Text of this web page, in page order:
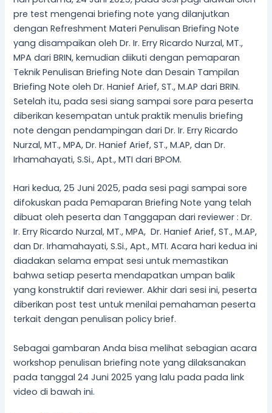
pre test mengenai briefing note yang dilanjutkan
dengan Refreshment Materi Penulisan Briefing Note
yang disampaikan oleh Dr. Ir. Erry Ricardo Nurzal, MT.,
MPA dari BRIN, kemudian diikuti dengan pemaparan
Teknik Penulisan Briefing Note dan Desain Tampilan
Briefing Note oleh Dr. Hanief Arief, ST., M.AP dari BRIN.
Setelah itu, pada sesi siang sampai sore para peserta
diberikan kesempatan untuk praktik menulis briefing
note dengan pendampingan dari Dr. Ir. Erry Ricardo
Nurzal, MT., MPA, Dr. Hanief Arief, ST., M.AP, dan Dr.
Irhamahayati, S.Si., Apt., MTI dari BPOM.
Hari kedua, 25 Juni 2025, pada sesi pagi sampai sore
difokuskan pada Pemaparan Briefing Note yang telah
dibuat oleh peserta dan Tanggapan dari reviewer : Dr.
Ir. Erry Ricardo Nurzal, MT., MPA, Dr. Hanief Arief, ST., M.AP,
dan Dr. Irhamahayati, S.Si., Apt., MTI. Acara hari kedua ini
diadakan selama empat sesi untuk memastikan
bahwa setiap peserta mendapatkan umpan balik
yang konstruktif dari reviewer. Akhir dari sesi ini, peserta
diberikan post test untuk menilai pemahaman peserta
terkait dengan penulisan policy brief.
Sebagai gambaran Anda bisa melihat sebagian acara
workshop penulisan briefing note yang dilaksanakan
pada tanggal 24 Juni 2025 yang lalu pada pada link
video di bawah ini.